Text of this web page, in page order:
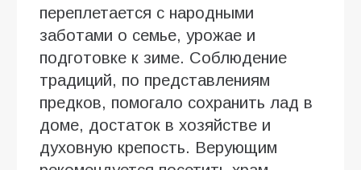
переплетается с народными
заботами о семье, урожае и
подготовке к зиме. Соблюдение
традиций, по представлениям
предков, помогало сохранить лад в
доме, достаток в хозяйстве и
духовную крепость. Верующим